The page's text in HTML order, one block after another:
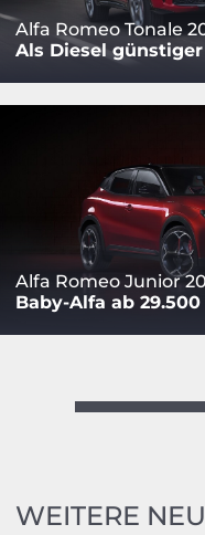
Alfa Romeo Tonale
Als Diesel günstiger
Alfa Romeo Junior
Baby-Alfa ab 29.500
WEITERE